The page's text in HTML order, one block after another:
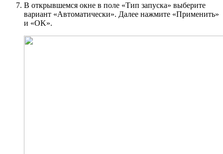
В открывшемся окне в поле «Тип запуска» выберите
вариант «Автоматически». Далее нажмите «Применить»
и «OK».